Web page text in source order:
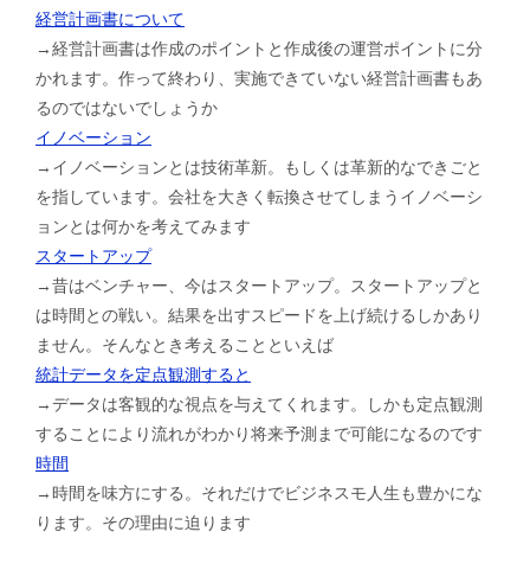
経営計画書について
→経営計画書は作成のポイントと作成後の運営ポイントに分
かれます。作って終わり、実施できていない経営計画書もあ
るのではないでしょうか
イノベーション
→イノベーションとは技術革新。もしくは革新的なできごと
を指しています。会社を大きく転換させてしまうイノベーシ
ョンとは何かを考えてみます
スタートアップ
→昔はベンチャー、今はスタートアップ。スタートアップと
は時間との戦い。結果を出すスピードを上げ続けるしかあり
ません。そんなとき考えることといえば
統計データを定点観測すると
→データは客観的な視点を与えてくれます。しかも定点観測
することにより流れがわかり将来予測まで可能になるのです
時間
→時間を味方にする。それだけでビジネスモ人生も豊かにな
ります。その理由に迫ります